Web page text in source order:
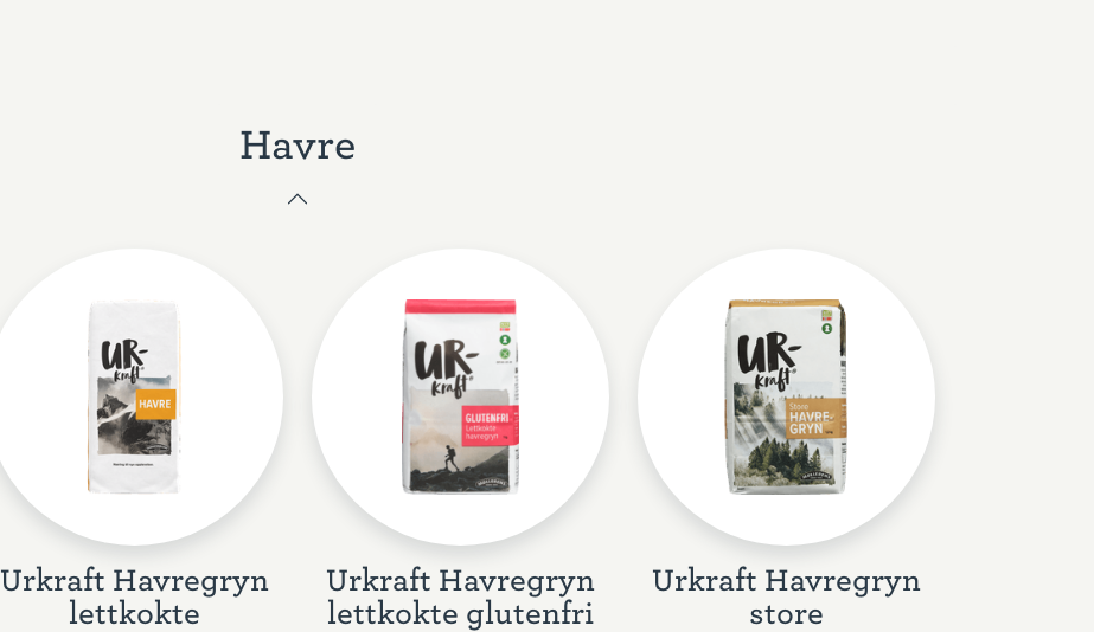
Havre
Urkraft Havregryn
lettkokte
Urkraft Havregryn
lettkokte glutenfri
Urkraft Havregryn
store